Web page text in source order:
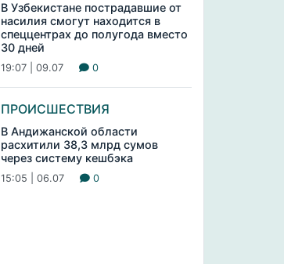
В Узбекистане пострадавшие от
насилия смогут находится в
спеццентрах до полугода вместо
30 дней
19:07 | 09.07 0
ПРОИСШЕСТВИЯ
В Андижанской области
расхитили 38,3 млрд сумов
через систему кешбэка
15:05 | 06.07 0